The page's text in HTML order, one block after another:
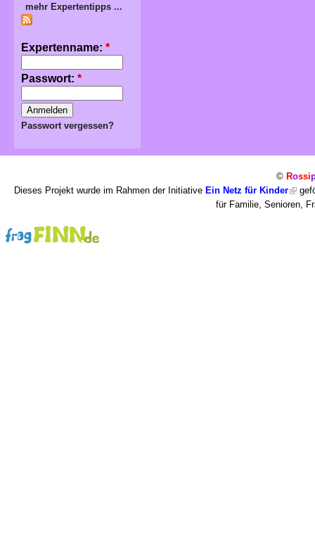
mehr Expertentipps ...
Expertenname: *
Passwort: *
Passwort vergessen?
© Rossi
Dieses Projekt wurde im Rahmen der Initiative Ein Netz für Kinder
für Familie, Senioren,